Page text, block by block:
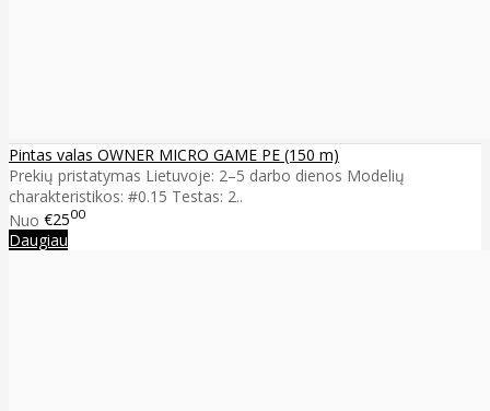
Pintas valas OWNER MICRO GAME PE (150 m)
Prekių pristatymas Lietuvoje: 2–5 darbo dienos Modelių
charakteristikos: #0.15 Testas: 2..
Nuo €2500
Daugiau